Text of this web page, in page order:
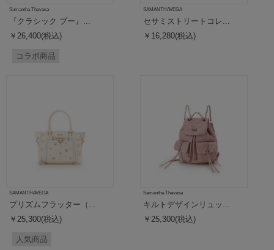
Samantha Thavasa
『クラシック プー』...
￥26,400(税込)
コラボ商品
SAMANTHAVEGA
セサミストリートコレ...
￥16,280(税込)
SAMANTHAVEGA
プリズムフラッター（...
￥25,300(税込)
人気商品
Samantha Thavasa
キルトデザインリュッ...
￥25,300(税込)